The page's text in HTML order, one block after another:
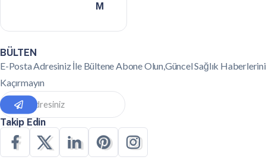
M
BÜLTEN
E-Posta Adresiniz İle Bültene Abone Olun,Güncel Sağlık Haberlerini
Kaçırmayın
Takip Edin